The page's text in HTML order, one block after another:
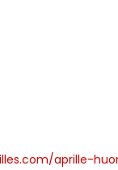
aprille-